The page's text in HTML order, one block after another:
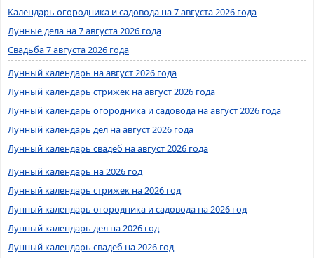
Календарь огородника и садовода на 7 августа 2026 года
Лунные дела на 7 августа 2026 года
Свадьба 7 августа 2026 года
Лунный календарь на август 2026 года
Лунный календарь стрижек на август 2026 года
Лунный календарь огородника и садовода на август 2026 года
Лунный календарь дел на август 2026 года
Лунный календарь свадеб на август 2026 года
Лунный календарь на 2026 год
Лунный календарь стрижек на 2026 год
Лунный календарь огородника и садовода на 2026 год
Лунный календарь дел на 2026 год
Лунный календарь свадеб на 2026 год